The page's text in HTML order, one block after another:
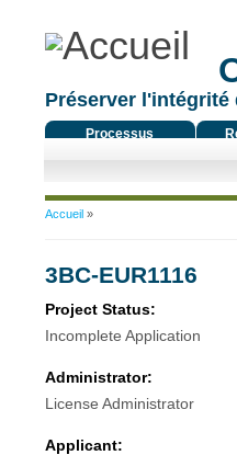
Préserver l'intégrité
Processus
Vous êtes ici
Accueil»
3BC-EUR1116
Project Status:
Incomplete Application
Administrator:
License Administrator
Applicant: